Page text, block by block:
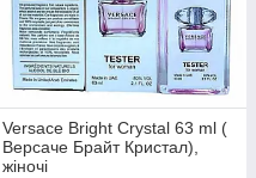
Versace Bright Crystal 63 ml (
Версаче Брайт Кристал),
жіночі